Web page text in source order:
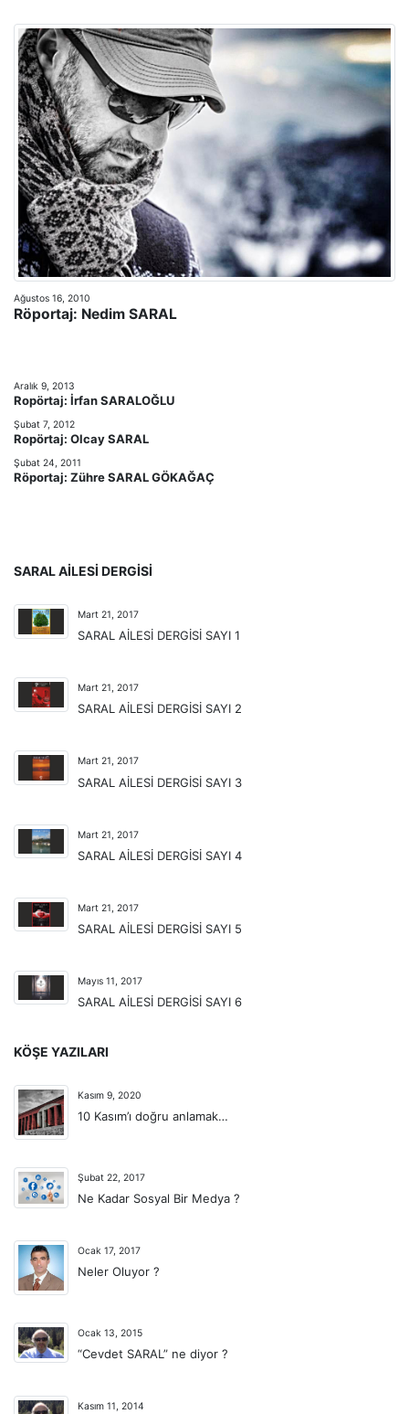
Ağustos 16, 2010
Röportaj: Nedim SARAL
Aralık 9, 2013
Ropörtaj: İrfan SARALOĞLU
Şubat 7, 2012
Ropörtaj: Olcay SARAL
Şubat 24, 2011
Röportaj: Zühre SARAL GÖKAĞAÇ
SARAL AILESI DERGISI
Mart 21, 2017
SARAL AİLESİ DERGİSİ SAYI 1
Mart 21, 2017
SARAL AİLESİ DERGİSİ SAYI 2
Mart 21, 2017
SARAL AİLESİ DERGİSİ SAYI 3
Mart 21, 2017
SARAL AİLESİ DERGİSİ SAYI 4
Mart 21, 2017
SARAL AİLESİ DERGİSİ SAYI 5
Mayıs 11, 2017
SARAL AİLESİ DERGİSİ SAYI 6
KÖŞE YAZILARI
Kasım 9, 2020
10 Kasım’ı doğru anlamak…
Şubat 22, 2017
Ne Kadar Sosyal Bir Medya ?
Ocak 17, 2017
Neler Oluyor ?
Ocak 13, 2015
“Cevdet SARAL” ne diyor ?
Kasım 11, 2014